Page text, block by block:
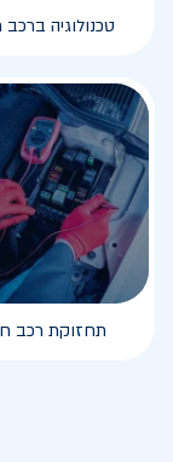
טכנולוגיה
תחזוקת רכב